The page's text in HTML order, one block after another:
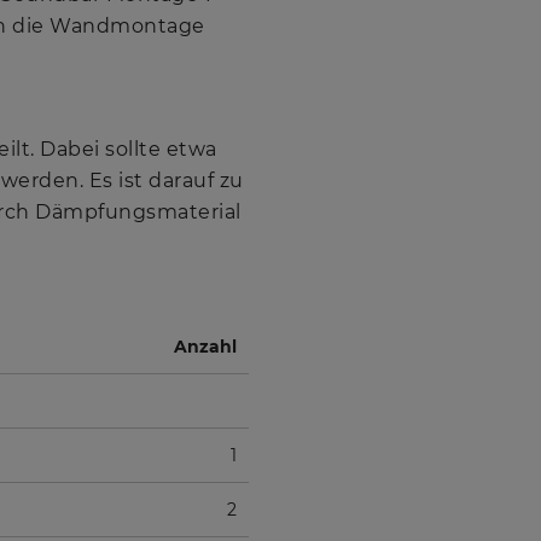
die Wandmontage
Dabei sollte etwa
Es ist darauf zu
Dämpfungsmaterial
Anzahl
1
2